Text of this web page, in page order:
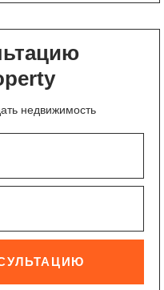
недвижимость